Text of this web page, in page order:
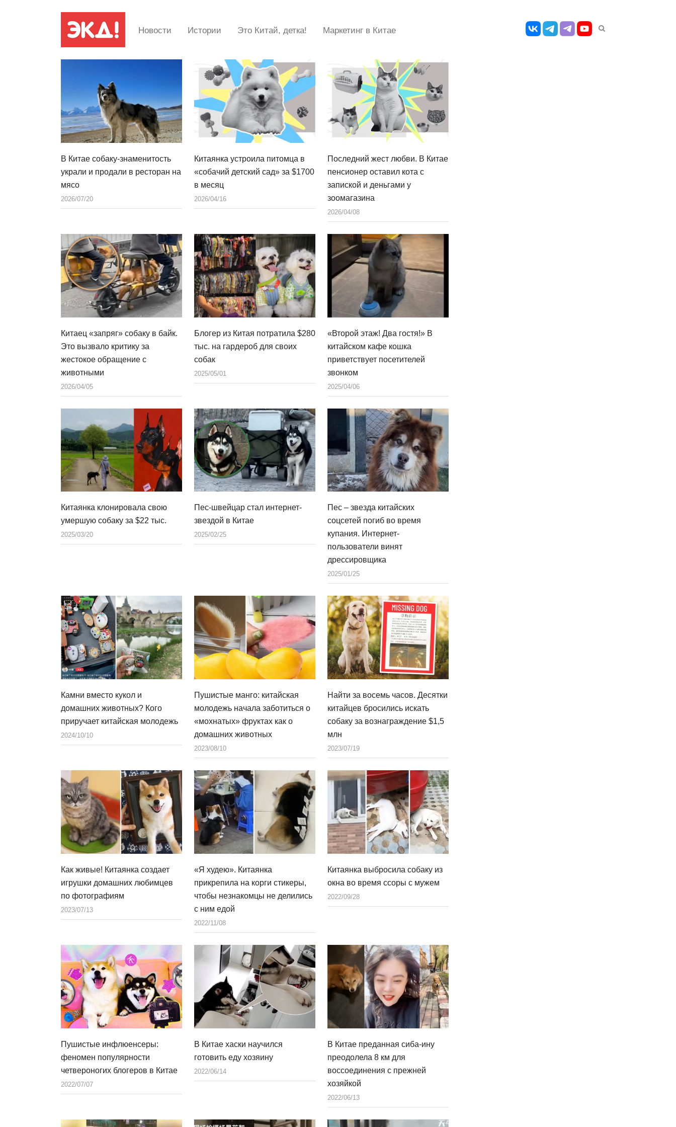
Новости Истории Это Китай, детка! Маркетинг в Китае
В Китае собаку-знаменитость
украли и продали в ресторан на
мясо
2026/07/20
Китаянка устроила питомца в
«собачий детский сад» за $1700
в месяц
2026/04/16
Последний жест любви. В Китае
пенсионер оставил кота с
запиской и деньгами у
зоомагазина
2026/04/08
Китаец «запряг» собаку в байк.
Это вызвало критику за
жестокое обращение с
животными
2026/04/05
Блогер из Китая потратила $280
тыс. на гардероб для своих
собак
2025/05/01
«Второй этаж! Два гостя!» В
китайском кафе кошка
приветствует посетителей
звонком
2025/04/06
Китаянка клонировала свою
умершую собаку за $22 тыс.
2025/03/20
Пес-швейцар стал интернет-
звездой в Китае
2025/02/25
Пес – звезда китайских
соцсетей погиб во время
купания. Интернет-
пользователи винят
дрессировщика
2025/01/25
Камни вместо кукол и
домашних животных? Кого
приручает китайская молодежь
2024/10/10
Пушистые манго: китайская
молодежь начала заботиться о
«мохнатых» фруктах как о
домашних животных
2023/08/10
Найти за восемь часов. Десятки
китайцев бросились искать
собаку за вознаграждение $1,5
млн
2023/07/19
Как живые! Китаянка создает
игрушки домашних любимцев
по фотографиям
2023/07/13
«Я худею». Китаянка
прикрепила на корги стикеры,
чтобы незнакомцы не делились
с ним едой
2022/11/08
Китаянка выбросила собаку из
окна во время ссоры с мужем
2022/09/28
Пушистые инфлюенсеры:
феномен популярности
четвероногих блогеров в Китае
2022/07/07
В Китае хаски научился
готовить еду хозяину
2022/06/14
В Китае преданная сиба-ину
преодолела 8 км для
воссоединения с прежней
хозяйкой
2022/06/13